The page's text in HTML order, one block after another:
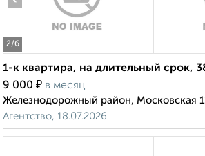
2/6
1-к квартира, на длительный срок,
9 000 ₽ в месяц
Железнодорожный район, Московская
Агентство, 18.07.2026